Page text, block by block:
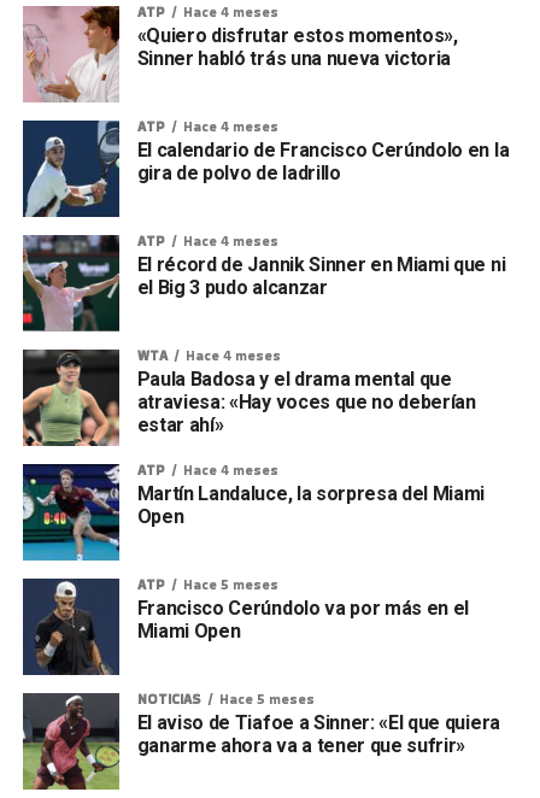
ATP Hace 4 meses
«Quiero disfrutar estos momentos»,
Sinner habló trás una nueva victoria
ATP Hace 4 meses
El calendario de Francisco Cerúndolo en la
gira de polvo de ladrillo
ATP Hace 4 meses
El récord de Jannik Sinner en Miami que ni
el Big 3 pudo alcanzar
WTA Hace 4 meses
Paula Badosa y el drama mental que
atraviesa: «Hay voces que no deberían
estar ahí»
ATP Hace 4 meses
Martín Landaluce, la sorpresa del Miami
Open
ATP Hace 5 meses
Francisco Cerúndolo va por más en el
Miami Open
NOTICIAS Hace 5 meses
El aviso de Tiafoe a Sinner: «El que quiera
ganarme ahora va a tener que sufrir»